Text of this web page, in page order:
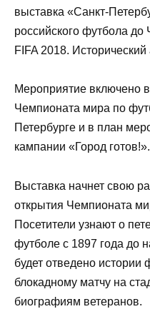
выставка «Санкт-
российского футбола
FIFA 2018. Исторический
Мероприятие включено
Чемпионата мира по
Петербурге и в план
кампании «Город готов!».
Выставка начнет свою
открытия Чемпионата
Посетители узнают о
футболе с 1897 года до
будет отведено истории
блокадному матчу на
биографиям ветеранов.